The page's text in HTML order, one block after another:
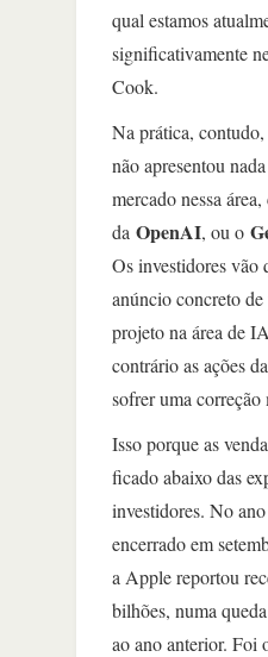
qual estamos
significativamente
Cook.
Na prática,
não apresentou
mercado nessa
da OpenAI, ou o
Os investidores vão
anúncio concreto
projeto na área de
contrário as ações
sofrer uma correção
Isso porque as
ficado abaixo das
investidores. No
encerrado em
a Apple reportou
bilhões, numa
ao ano anterior. Foi